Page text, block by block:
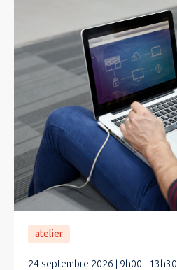
atelier
24 septembre 2026 | 9h00 - 13h30